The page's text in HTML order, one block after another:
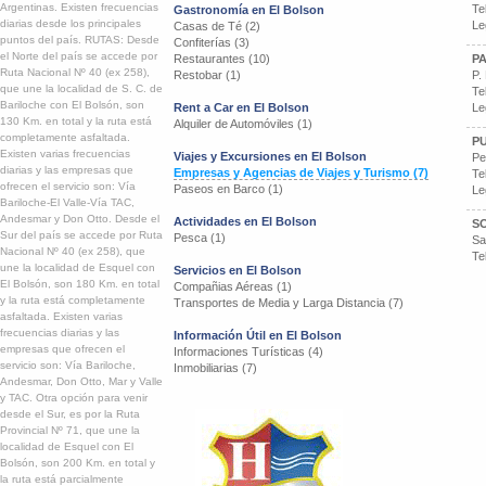
Argentinas. Existen frecuencias
diarias desde los principales
puntos del país. RUTAS: Desde
el Norte del país se accede por
Ruta Nacional Nº 40 (ex 258),
que une la localidad de S. C. de
Bariloche con El Bolsón, son
130 Km. en total y la ruta está
completamente asfaltada.
Existen varias frecuencias
diarias y las empresas que
ofrecen el servicio son: Vía
Bariloche-El Valle-Vía TAC,
Andesmar y Don Otto. Desde el
Sur del país se accede por Ruta
Nacional Nº 40 (ex 258), que
une la localidad de Esquel con
El Bolsón, son 180 Km. en total
y la ruta está completamente
asfaltada. Existen varias
frecuencias diarias y las
empresas que ofrecen el
servicio son: Vía Bariloche,
Andesmar, Don Otto, Mar y Valle
y TAC. Otra opción para venir
desde el Sur, es por la Ruta
Provincial Nº 71, que une la
localidad de Esquel con El
Bolsón, son 200 Km. en total y
la ruta está parcialmente
Gastronomía en El Bolson
Casas de Té (2)
Confiterías (3)
Restaurantes (10)
Restobar (1)
Rent a Car en El Bolson
Alquiler de Automóviles (1)
Viajes y Excursiones en El Bolson
Empresas y Agencias de Viajes y Turismo (7)
Paseos en Barco (1)
Actividades en El Bolson
Pesca (1)
Servicios en El Bolson
Compañias Aéreas (1)
Transportes de Media y Larga Distancia (7)
Información Útil en El Bolson
Informaciones Turísticas (4)
Inmobiliarias (7)
P.